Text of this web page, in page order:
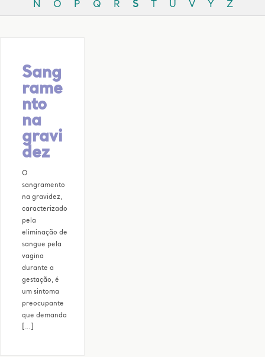
N O P Q R S U V Y Z
Sang
rame
nto
na
gravi
dez
O
sangramento
na gravidez,
caracterizado
pela
eliminação de
sangue pela
vagina
durante a
gestação, é
um sintoma
preocupante
que demanda
[…]